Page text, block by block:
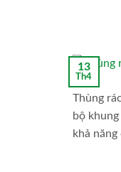
13
Th4
Thùng
bộ
khả